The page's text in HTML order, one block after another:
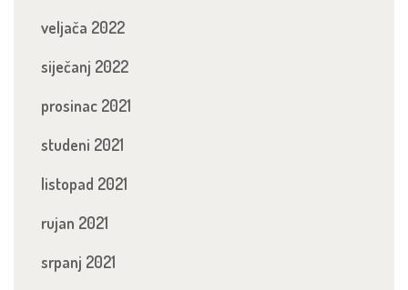
veljača 2022
siječanj 2022
prosinac 2021
studeni 2021
listopad 2021
rujan 2021
srpanj 2021